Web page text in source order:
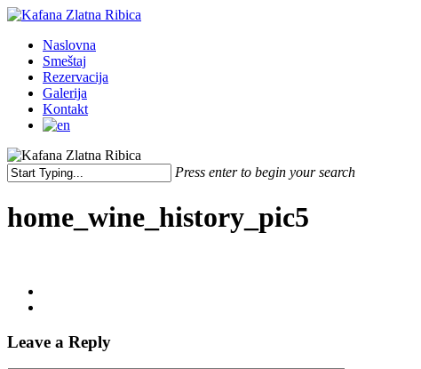
Skip
main
content
Menu
Naslovna
Smeštaj
Rezervacija
Galerija
Kontakt
Press enter to begin your search
Search
home_wine_history_pic5
Leave a Reply